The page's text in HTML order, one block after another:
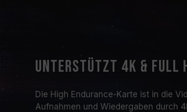
Unterstützt 4K & Full
Die High Endurance-Karte ist in die
Aufnahmen und Wiedergaben durch